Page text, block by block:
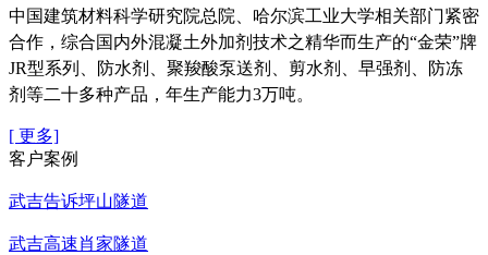
中国建筑材料科学研究院总院、哈尔滨工业大学相关部门紧密
合作，综合国内外混凝土外加剂技术之精华而生产的“金荣”牌
JR型系列、防水剂、聚羧酸泵送剂、剪水剂、早强剂、防冻
剂等二十多种产品，年生产能力3万吨。
[ 更多]
客户案例
武吉告诉坪山隧道
武吉高速肖家隧道